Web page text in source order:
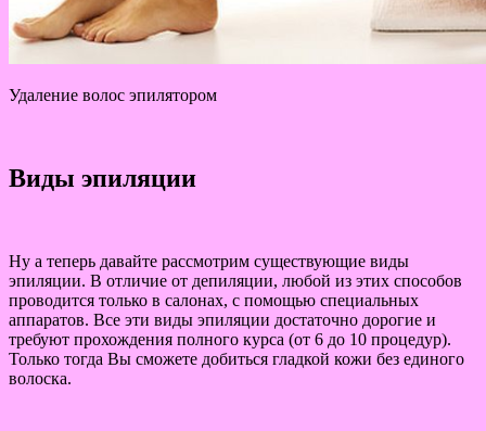
Удаление волос эпилятором
Виды эпиляции
Ну а теперь давайте рассмотрим существующие виды
эпиляции. В отличие от депиляции, любой из этих способов
проводится только в салонах, с помощью специальных
аппаратов. Все эти виды эпиляции достаточно дорогие и
требуют прохождения полного курса (от 6 до 10 процедур).
Только тогда Вы сможете добиться гладкой кожи без единого
волоска.